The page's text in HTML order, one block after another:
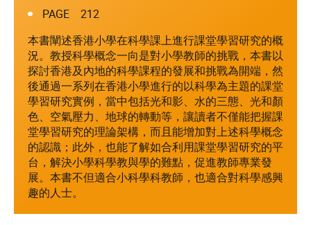
PAGE 212
本書闡述香港小學在科學課上進行課堂學習研究的概
況。教授科學概念一向是對小學教師的挑戰，本書以
探討香港及內地的科學課程的發展和挑戰為開端，然
後通過一系列在香港小學進行的以科學為主題的課堂
學習研究實例，當中包括光和影、水的三態、光和顏
色、空氣壓力、地球的轉動等，讓讀者不僅能把握課
堂學習研究的理論架構，而且能增加對上述科學概念
的認識；此外，也能了解如合利用課堂學習研究的平
台，解決小學科學教與學的難點，促進教師專業發
展。本書不但適合小科學科教師，也適合對科學感興
趣的人士。